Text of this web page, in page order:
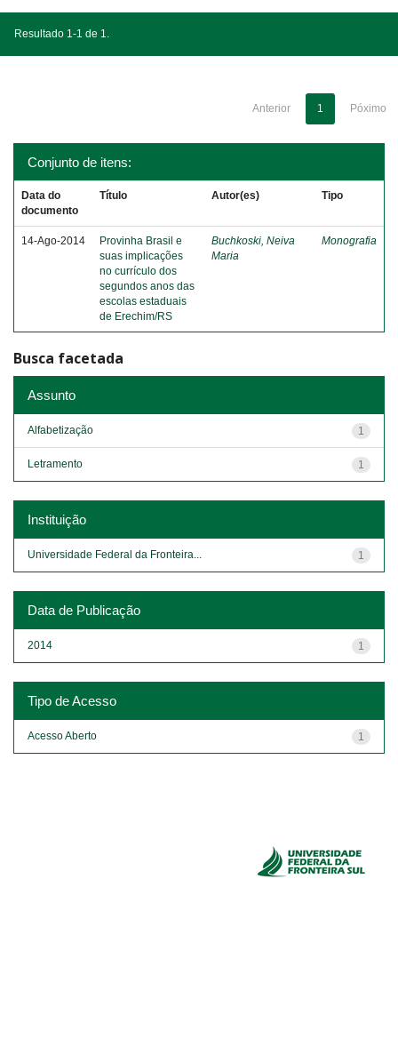
Resultado 1-1 de 1.
Anterior 1 Póximo
Conjunto de itens:
Data do
documento
Título Autor(es) Tipo
14-Ago-2014
Provinha Brasil e
suas implicações
no currículo dos
segundos anos das
escolas estaduais
de Erechim/RS
Buchkoski, Neiva
Maria
Monografia
Busca facetada
Assunto
1
Alfabetização
1
Letramento
Instituição
1
Universidade Federal da Fronteira...
Data de Publicação
1
2014
Tipo de Acesso
1
Acesso Aberto